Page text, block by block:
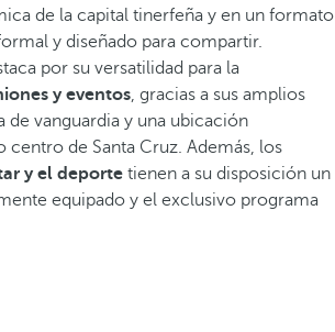
de la capital tinerfeña y en un formato
y diseñado para compartir.
por su versatilidad para la
y eventos, gracias a sus amplios
de vanguardia y una ubicación
centro de Santa Cruz. Además, los
y el deporte tienen a su disposición un
equipado y el exclusivo programa